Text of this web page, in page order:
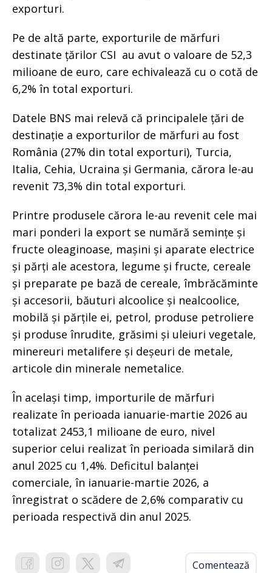
exporturi.
Pe de altă parte, exporturile de mărfuri
destinate țărilor CSI au avut o valoare de 52,3
milioane de euro, care echivalează cu o cotă de
6,2% în total exporturi.
Datele BNS mai relevă că principalele țări de
destinație a exporturilor de mărfuri au fost
România (27% din total exporturi), Turcia,
Italia, Cehia, Ucraina și Germania, cărora le-au
revenit 73,3% din total exporturi.
Printre produsele cărora le-au revenit cele mai
mari ponderi la export se numără semințe și
fructe oleaginoase, mașini și aparate electrice
și părți ale acestora, legume și fructe, cereale
și preparate pe bază de cereale, îmbrăcăminte
și accesorii, băuturi alcoolice și nealcoolice,
mobilă și părțile ei, petrol, produse petroliere
și produse înrudite, grăsimi și uleiuri vegetale,
minereuri metalifere și deșeuri de metale,
articole din minerale nemetalice.
În același timp, importurile de mărfuri
realizate în perioada ianuarie-martie 2026 au
totalizat 2453,1 milioane de euro, nivel
superior celui realizat în perioada similară din
anul 2025 cu 1,4%. Deficitul balanței
comerciale, în ianuarie-martie 2026, a
înregistrat o scădere de 2,6% comparativ cu
perioada respectivă din anul 2025.
Comentează